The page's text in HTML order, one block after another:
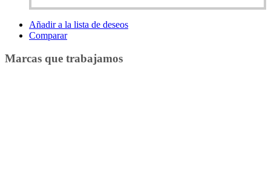
Añadir a la lista de deseos
Comparar
Marcas que trabajamos